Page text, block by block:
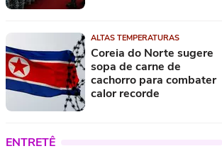
SP confirma mais 7 novos casos de
sarampo; vacinação é recomendada
ALTAS TEMPERATURAS
Coreia do Norte sugere
sopa de carne de
cachorro para combater
calor recorde
ENTRETÊ